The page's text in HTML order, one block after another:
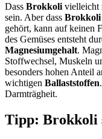
Dass Brokkoli vielleicht
sein. Aber dass Brokkoli
gehört, kann auf keinen
des Gemüses entsteht
Magnesiumgehalt.
Stoffwechsel, Muskeln
besonders hohen Anteil
wichtigen Ballaststoffen
Darmträgheit.
Tipp: Brokkoli